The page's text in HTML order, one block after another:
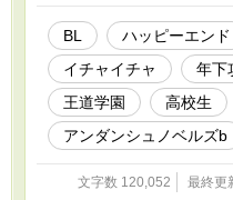
いう名のおしお、(re ､､､ま、
を一思いに受けてたらそりゃ
ょうどこの春レオンが高校に
ブな生活を送っていたんだけ
て！ ※ファンタジーでもなん
信じられるか？いや、信じろ
いつはみんな大好き王道転校
そいつが現れてから俺の高校
平凡巻き込まれ役って！ あー
俺には超絶ラブラブな彼氏が
BL ハッピーエンド
イチャイチャ
年下
王道学園
高校生
アンダンシュノベルズb
文字数 120,052 最終更